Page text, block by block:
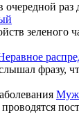
зеленого
фразу,